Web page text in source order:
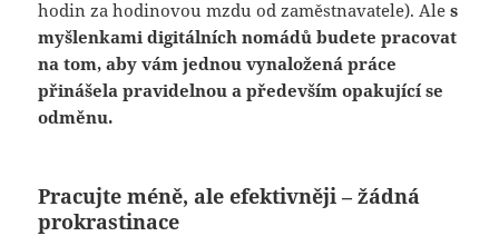
hodin za hodinovou mzdu od zaměstnavatele). Ales
myšlenkami digitálních nomádů budete pracovat
na tom, aby vám jednou vynaložená práce
přinášela pravidelnou a především opakující se
odměnu.
Pracujte méně, ale efektivněji – žádná
prokrastinace